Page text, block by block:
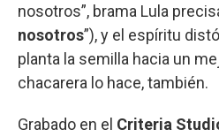
nosotros”, brama Lula
nosotros”), y el espíritu
planta la semilla hacia un
chacarera lo hace, también.
Grabado en el Criteria